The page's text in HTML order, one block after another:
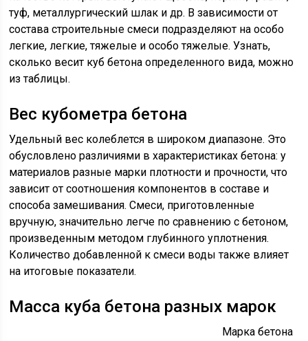
туф, металлургический шлак и др. В зависимости от
состава строительные смеси подразделяют на особо
легкие, легкие, тяжелые и особо тяжелые. Узнать,
сколько весит куб бетона определенного вида, можно
из таблицы.
Вес кубометра бетона
Удельный вес колеблется в широком диапазоне. Это
обусловлено различиями в характеристиках бетона: у
материалов разные марки плотности и прочности, что
зависит от соотношения компонентов в составе и
способа замешивания. Смеси, приготовленные
вручную, значительно легче по сравнению с бетоном,
произведенным методом глубинного уплотнения.
Количество добавленной к смеси воды также влияет
на итоговые показатели.
Масса куба бетона разных марок
Марка бетона